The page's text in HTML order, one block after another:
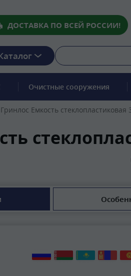
ДОСТАВКА ПО ВСЕЙ РОССИИ!
Очистные сооружения
Гринлос Емкость